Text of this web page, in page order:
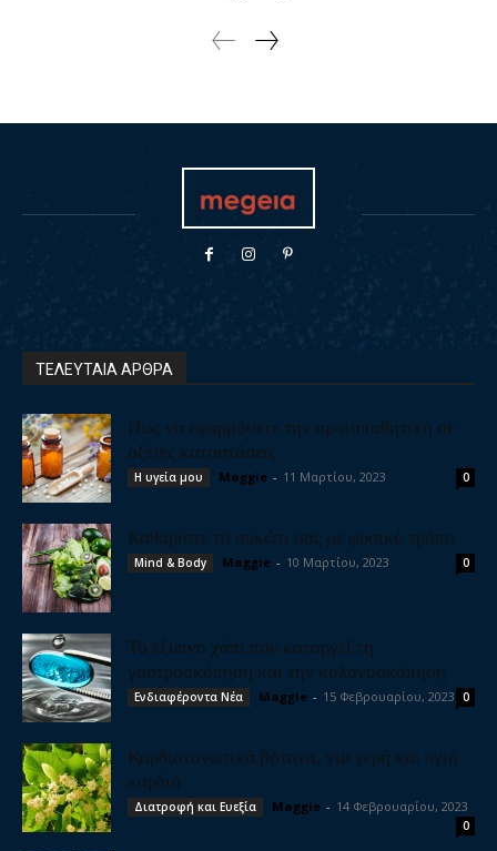
ΤΕΛΕΥΤΑΙΑ ΑΡΘΡΑ
Πως να εφαρμόσετε την ομοιοπαθητική σε
οξείες καταστάσεις
Η υγεία μου Maggie - 11 Μαρτίου, 2023 0
Καθαρίστε το συκώτι σας με φυσικό τρόπο
Mind & Body Maggie - 10 Μαρτίου, 2023 0
Το έξυπνο χάπι που καταργεί τη
γαστροσκόπηση και την κολονοσκόπηση
Ενδιαφέροντα Νέα Maggie - 15 Φεβρουαρίου, 2023 0
Καρδιοτονωτικά βότανα, για γερή και υγιή
καρδιά
Διατροφή και Ευεξία Maggie - 14 Φεβρουαρίου, 2023
0